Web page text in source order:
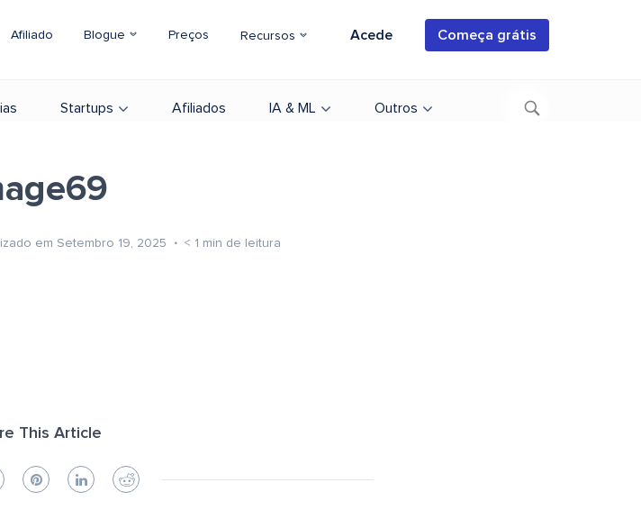
Afiliado Blogue Preços Recursos Acede Começa grátis
Startups Afiliados IA & ML Outros
em Setembro 19, 2025 < 1 min de leitura
This Article